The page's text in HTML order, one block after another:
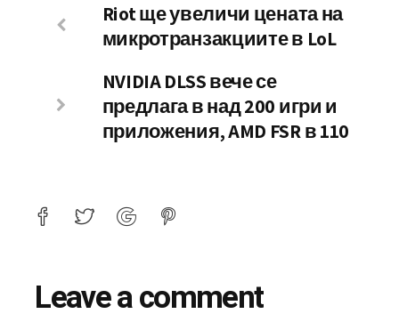
Riot ще увеличи цената на
микротранзакциите в LoL
NVIDIA DLSS вече се
предлага в над 200 игри и
приложения, AMD FSR в 110
Leave a comment